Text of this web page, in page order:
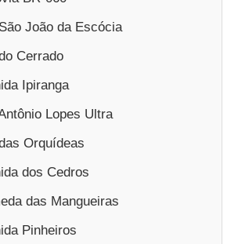
João da Escócia
Cerrado
Ipiranga
Lopes Ultra
Orquídeas
dos Cedros
das Mangueiras
Pinheiros